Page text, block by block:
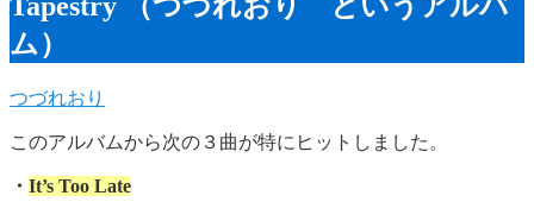
Tapestry （つづれおり というアルバ
ム）
つづれおり
このアルバムから次の３曲が特にヒットしました。
・ It’s Too Late